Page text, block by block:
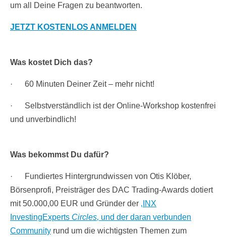
um all Deine Fragen zu beantworten.
JETZT KOSTENLOS ANMELDEN
Was kostet Dich das?
· 60 Minuten Deiner Zeit – mehr nicht!
· Selbstverständlich ist der Online-Workshop kostenfrei
und unverbindlich!
Was bekommst Du dafür?
· Fundiertes Hintergrundwissen von Otis Klöber,
Börsenprofi, Preisträger des DAC Trading-Awards dotiert
mit 50.000,00 EUR und Gründer der ‚INX
InvestingExperts Circles‚ und der daran verbunden
Community rund um die wichtigsten Themen zum